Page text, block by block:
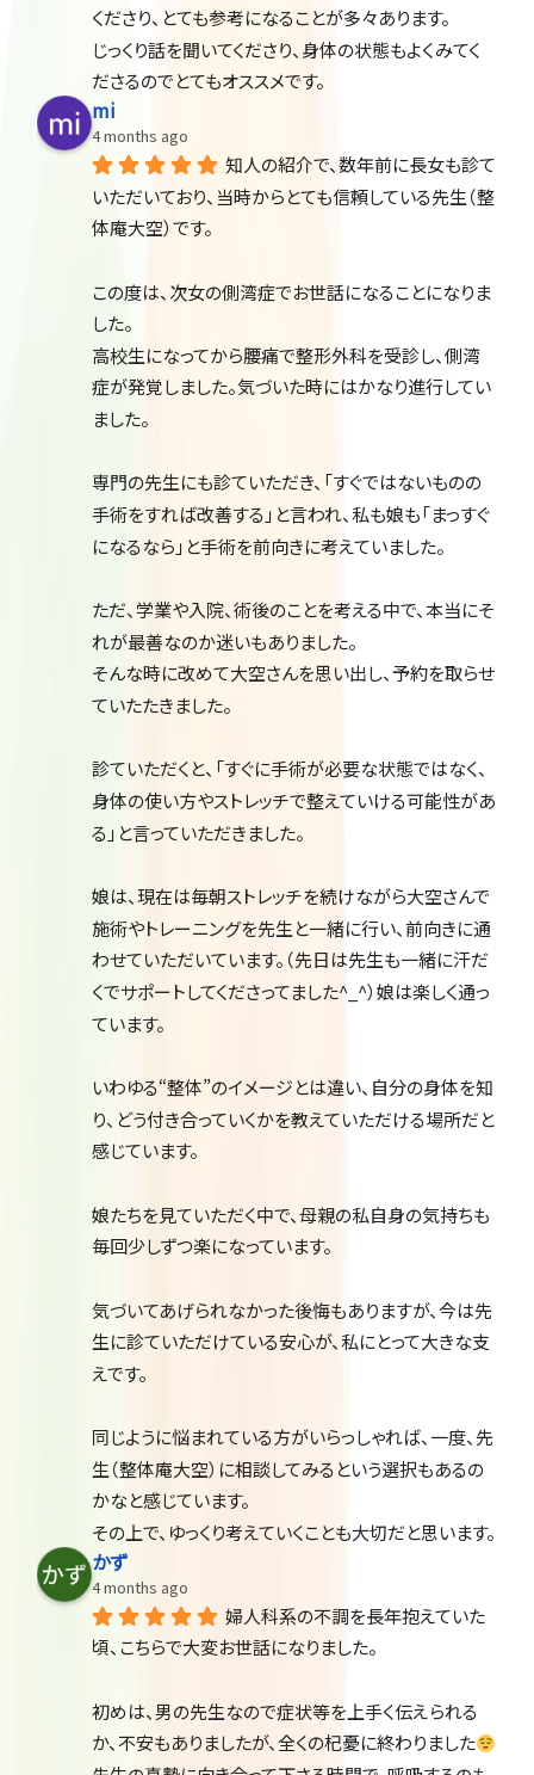
くださり、とても参考になることが多々あります。
じっくり話を聞いてくださり、身体の状態もよくみてく
ださるのでとてもオススメです。
mi
4 months ago
知人の紹介で、数年前に長女も診て
いただいており、当時からとても信頼している先生（整
体庵大空）です。
この度は、次女の側湾症でお世話になることになりま
した。
高校生になってから腰痛で整形外科を受診し、側湾
症が発覚しました。気づいた時にはかなり進行してい
ました。
専門の先生にも診ていただき、「すぐではないものの
手術をすれば改善する」と言われ、私も娘も「まっすぐ
になるなら」と手術を前向きに考えていました。
ただ、学業や入院、術後のことを考える中で、本当にそ
れが最善なのか迷いもありました。
そんな時に改めて大空さんを思い出し、予約を取らせ
ていたたきました。
診ていただくと、「すぐに手術が必要な状態ではなく、
身体の使い方やストレッチで整えていける可能性があ
る」と言っていただきました。
娘は、現在は毎朝ストレッチを続けながら大空さんで
施術やトレーニングを先生と一緒に行い、前向きに通
わせていただいています。（先日は先生も一緒に汗だ
くでサポートしてくださってました^_^）娘は楽しく通っ
ています。
いわゆる“整体”のイメージとは違い、自分の身体を知
り、どう付き合っていくかを教えていただける場所だと
感じています。
娘たちを見ていただく中で、母親の私自身の気持ちも
毎回少しずつ楽になっています。
気づいてあげられなかった後悔もありますが、今は先
生に診ていただけている安心が、私にとって大きな支
えです。
同じように悩まれている方がいらっしゃれば、一度、先
生（整体庵大空）に相談してみるという選択もあるの
かなと感じています。
その上で、ゆっくり考えていくことも大切だと思います。
かず
4 months ago
婦人科系の不調を長年抱えていた
頃、こちらで大変お世話になりました。
初めは、男の先生なので症状等を上手く伝えられる
か、不安もありましたが、全くの杞憂に終わりました